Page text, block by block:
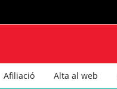
Afiliació Alta al web